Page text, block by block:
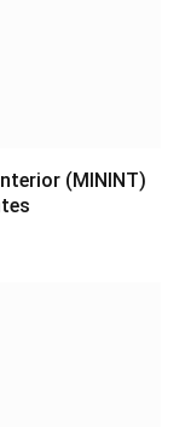
(MININT)